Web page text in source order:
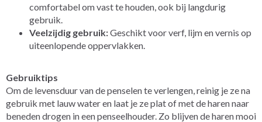
comfortabel om vast te houden, ook bij langdurig
gebruik.
Veelzijdig gebruik:Geschikt voor verf, lijm en vernis op
uiteenlopende oppervlakken.
Gebruiktips
Om de levensduur van de penselen te verlengen, reinig je ze na
gebruik met lauw water en laat je ze plat of met de haren naar
beneden drogen in een penseelhouder. Zo blijven de haren mooi